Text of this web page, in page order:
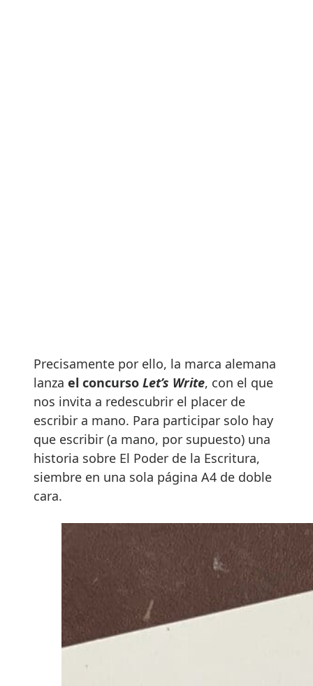
Precisamente por ello, la marca alemana
lanza el concurso Let’s Write, con el que
nos invita a redescubrir el placer de
escribir a mano. Para participar solo hay
que escribir (a mano, por supuesto) una
historia sobre El Poder de la Escritura,
siembre en una sola página A4 de doble
cara.